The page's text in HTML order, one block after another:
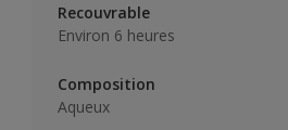
Recouvrable
Environ 6 heures
Composition
Aqueux